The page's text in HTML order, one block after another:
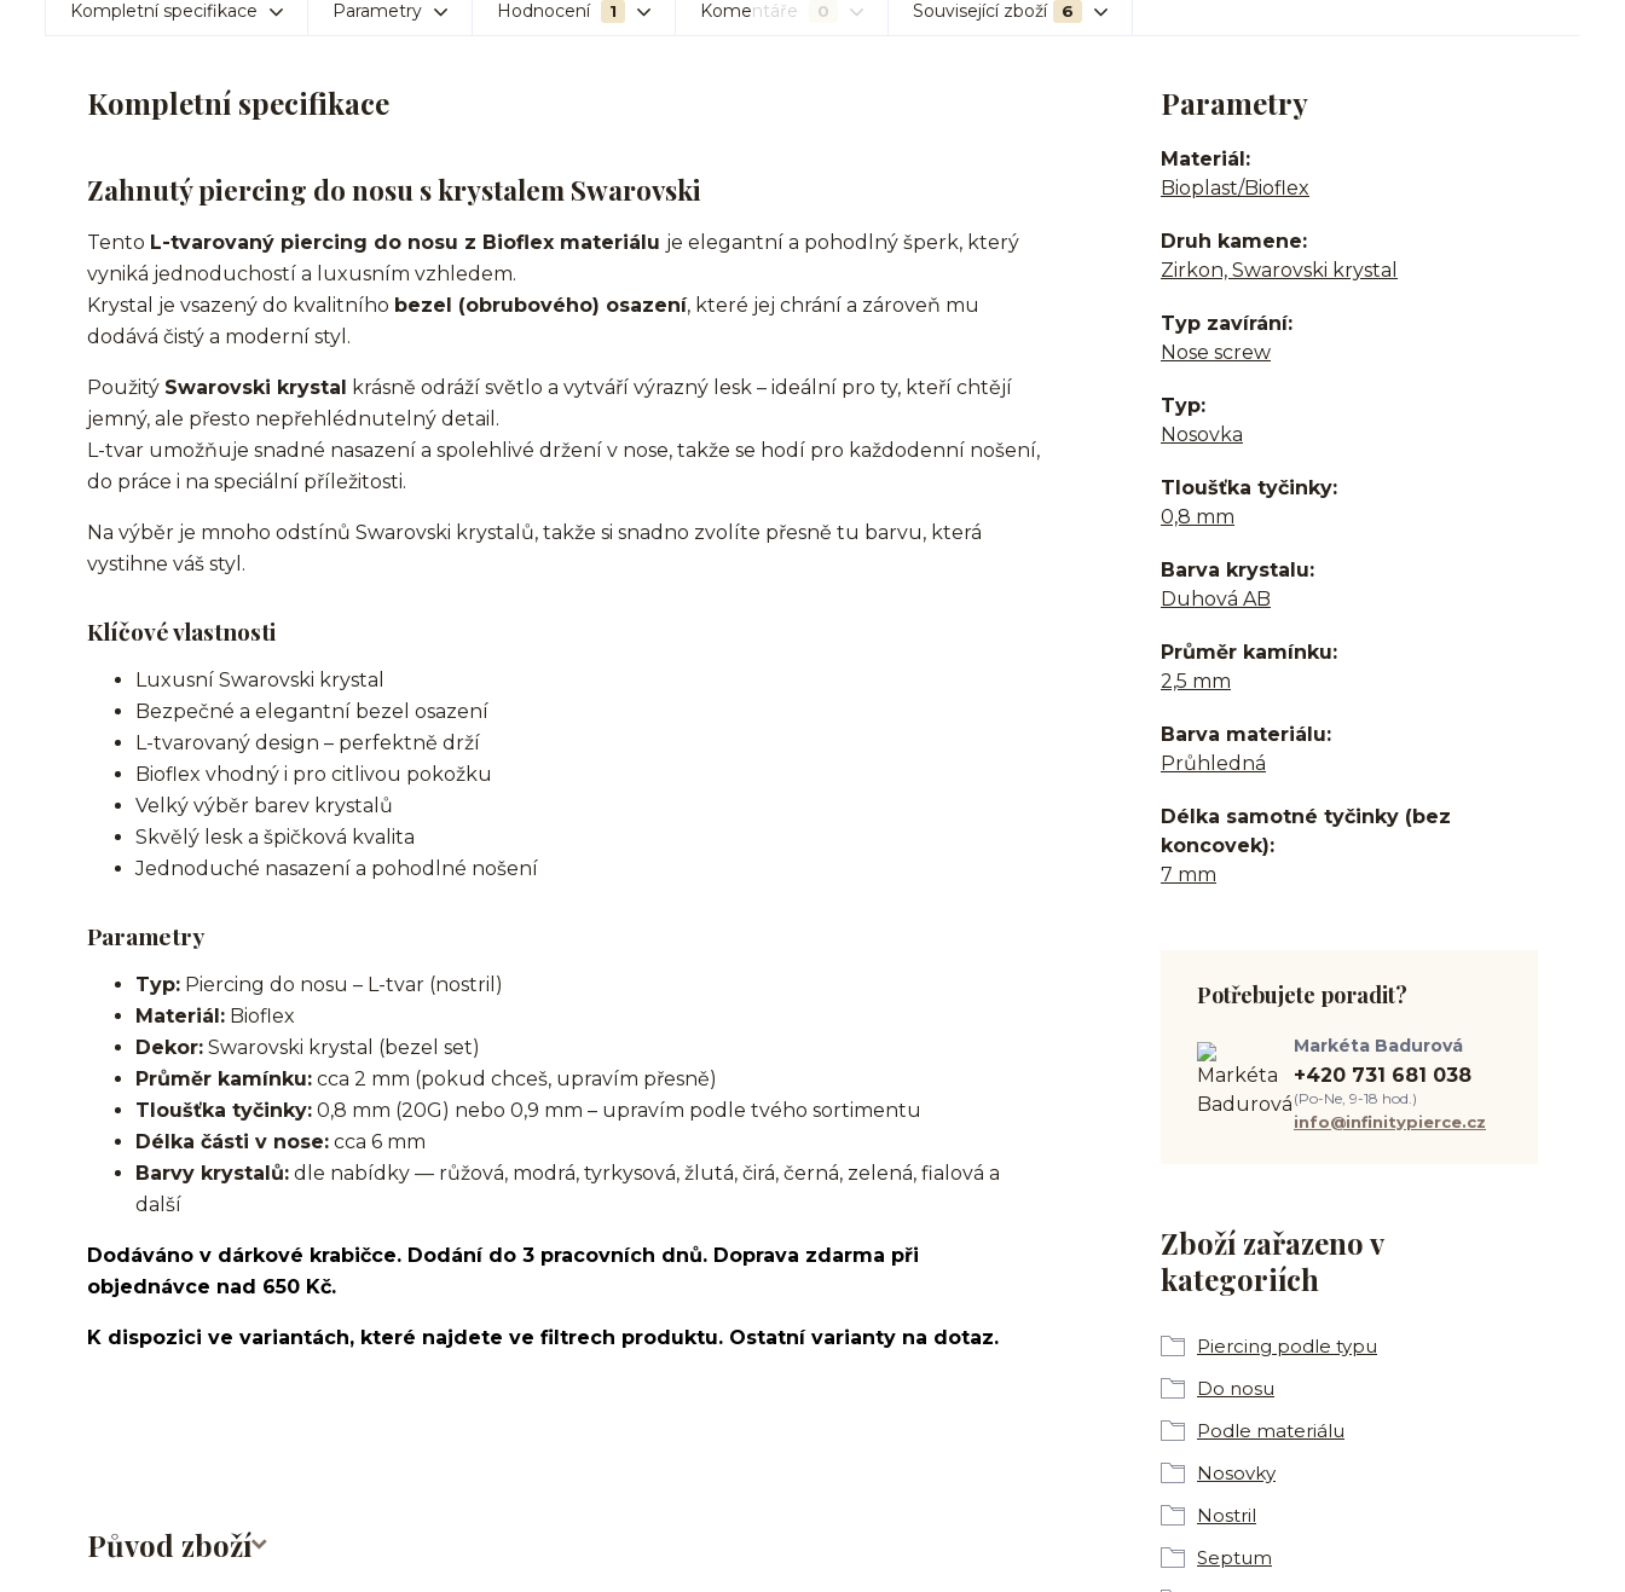
Kompletní specifikace Parametry Hodnocení 1 Komentáře 0 Související zboží 6
Kompletní specifikace
Zahnutý piercing do nosu s krystalem Swarovski
Tento L-tvarovaný piercing do nosu z Bioflex materiálu je elegantní a pohodlný šperk, který
vyniká jednoduchostí a luxusním vzhledem.
Krystal je vsazený do kvalitního bezel (obrubového) osazení, které jej chrání a zároveň mu
dodává čistý a moderní styl.
Použitý Swarovski krystal krásně odráží světlo a vytváří výrazný lesk – ideální pro ty, kteří chtějí
jemný, ale přesto nepřehlédnutelný detail.
L-tvar umožňuje snadné nasazení a spolehlivé držení v nose, takže se hodí pro každodenní nošení,
do práce i na speciální příležitosti.
Na výběr je mnoho odstínů Swarovski krystalů, takže si snadno zvolíte přesně tu barvu, která
vystihne váš styl.
Klíčové vlastnosti
Luxusní Swarovski krystal
Bezpečné a elegantní bezel osazení
L-tvarovaný design – perfektně drží
Bioflex vhodný i pro citlivou pokožku
Velký výběr barev krystalů
Skvělý lesk a špičková kvalita
Jednoduché nasazení a pohodlné nošení
Parametry
Typ: Piercing do nosu – L-tvar (nostril)
Materiál: Bioflex
Dekor: Swarovski krystal (bezel set)
Průměr kamínku: cca 2 mm (pokud chceš, upravím přesně)
Tloušťka tyčinky: 0,8 mm (20G) nebo 0,9 mm – upravím podle tvého sortimentu
Délka části v nose: cca 6 mm
Barvy krystalů: dle nabídky — růžová, modrá, tyrkysová, žlutá, čirá, černá, zelená, fialová a
další
Dodáváno v dárkové krabičce. Dodání do 3 pracovních dnů. Doprava zdarma při
objednávce nad 650 Kč.
K dispozici ve variantách, které najdete ve filtrech produktu. Ostatní varianty na dotaz.
Původ zboží
Parametry
Materiál
Bioplast/Bioflex
Druh kamene
Zirkon, Swarovski krystal
Typ zavírání
Nose screw
Typ
Nosovka
Tloušťka tyčinky
0,8 mm
Barva krystalu
Duhová AB
Průměr kamínku
2,5 mm
Barva materiálu
Průhledná
Délka samotné tyčinky (bez
koncovek)
7 mm
Zboží zařazeno v
kategoriích
Piercing podle typu
Do nosu
Podle materiálu
Nosovky
Nostril
Septum
Potřebujete poradit?
Markéta Badurová
+420 731 681 038
(Po-Ne, 9-18 hod.)
info@infinitypierce.cz